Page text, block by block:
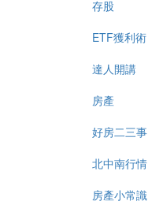
存股
ETF獲利術
達人開講
房產
好房二三事
北中南行情
房產小常識